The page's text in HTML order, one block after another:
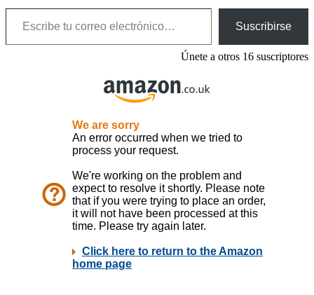
Escribe tu correo electrónico…
Suscribirse
Únete a otros 16 suscriptores